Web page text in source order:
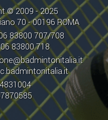
© 2009 - 2025
70 - 00196 ROMA
83800 707/708
83800 718